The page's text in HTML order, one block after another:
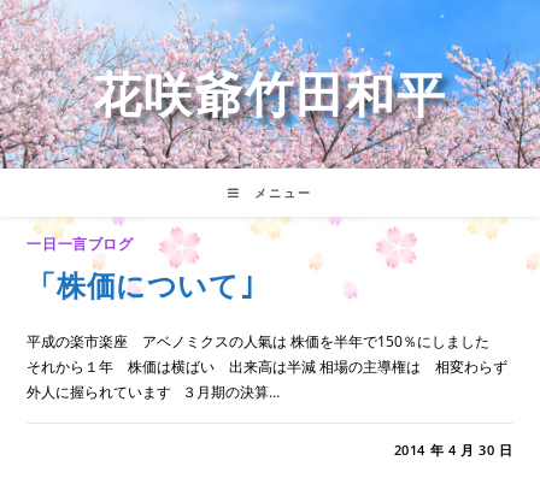
コ
ン
テ
ン
ツ
へ
ス
花咲爺竹田和平
メニュー
一日一言ブログ
「株価について｣
平成の楽市楽座 アベノミクスの人氣は 株価を半年で150％にしました
それから１年 株価は横ばい 出来高は半減 相場の主導権は 相変わらず
外人に握られています ３月期の決算…
2014 年 4 月 30 日